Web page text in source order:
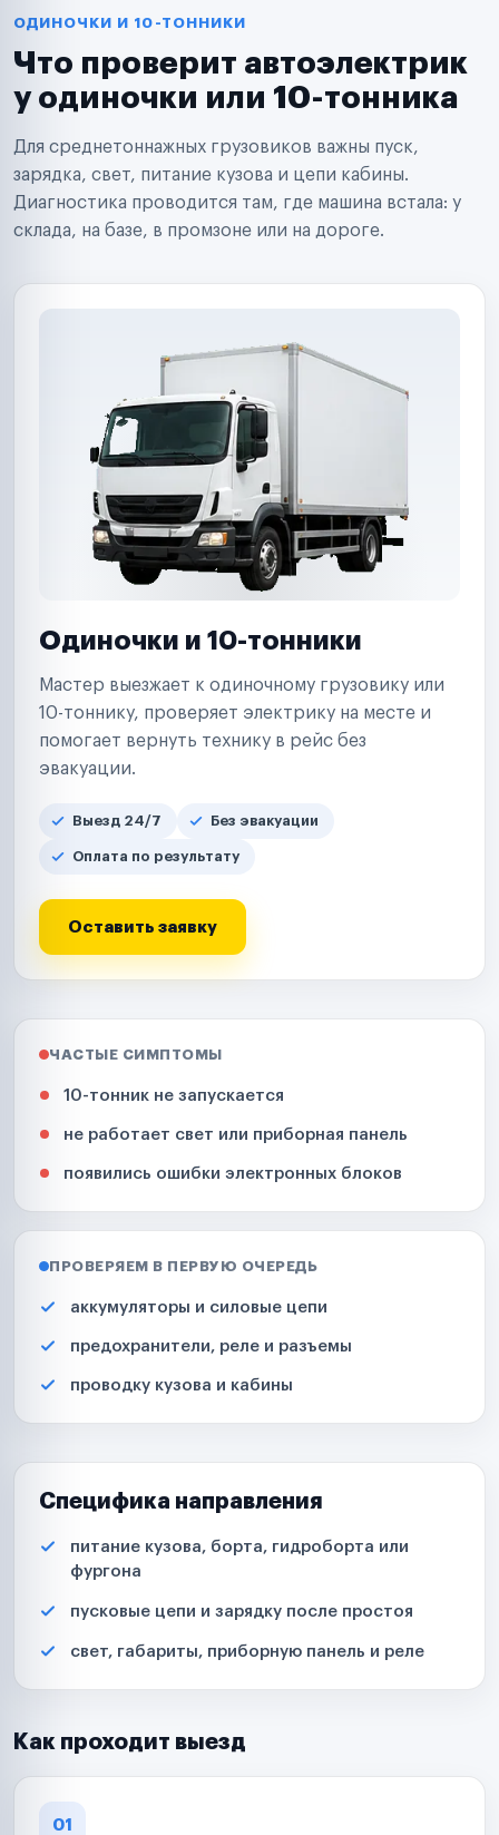
Таксопарки
Автодилеры
Поставщики запчастей
Аренда спецтехники
Ремонт спецтехники
Ритейл-сети
Управляющие компании
Страховые компании
ОДИНОЧКИ И 10-ТОННИКИ
Что проверит автоэлектрик
у одиночки или 10-тонника
Для среднетоннажных грузовиков важны пуск,
зарядка, свет, питание кузова и цепи кабины.
Диагностика проводится там, где машина встала: у
склада, на базе, в промзоне или на дороге.
Одиночки и 10-тонники
Мастер выезжает к одиночному грузовику или
10-тоннику, проверяет электрику на месте и
помогает вернуть технику в рейс без
эвакуации.
Выезд 24/7 Без эвакуации
Оплата по результату
Оставить заявку
ЧАСТЫЕ СИМПТОМЫ
10-тонник не запускается
не работает свет или приборная панель
появились ошибки электронных блоков
ПРОВЕРЯЕМ В ПЕРВУЮ ОЧЕРЕДЬ
аккумуляторы и силовые цепи
предохранители, реле и разъемы
проводку кузова и кабины
Специфика направления
питание кузова, борта, гидроборта или
фургона
пусковые цепи и зарядку после простоя
свет, габариты, приборную панель и реле
Как проходит выезд
01